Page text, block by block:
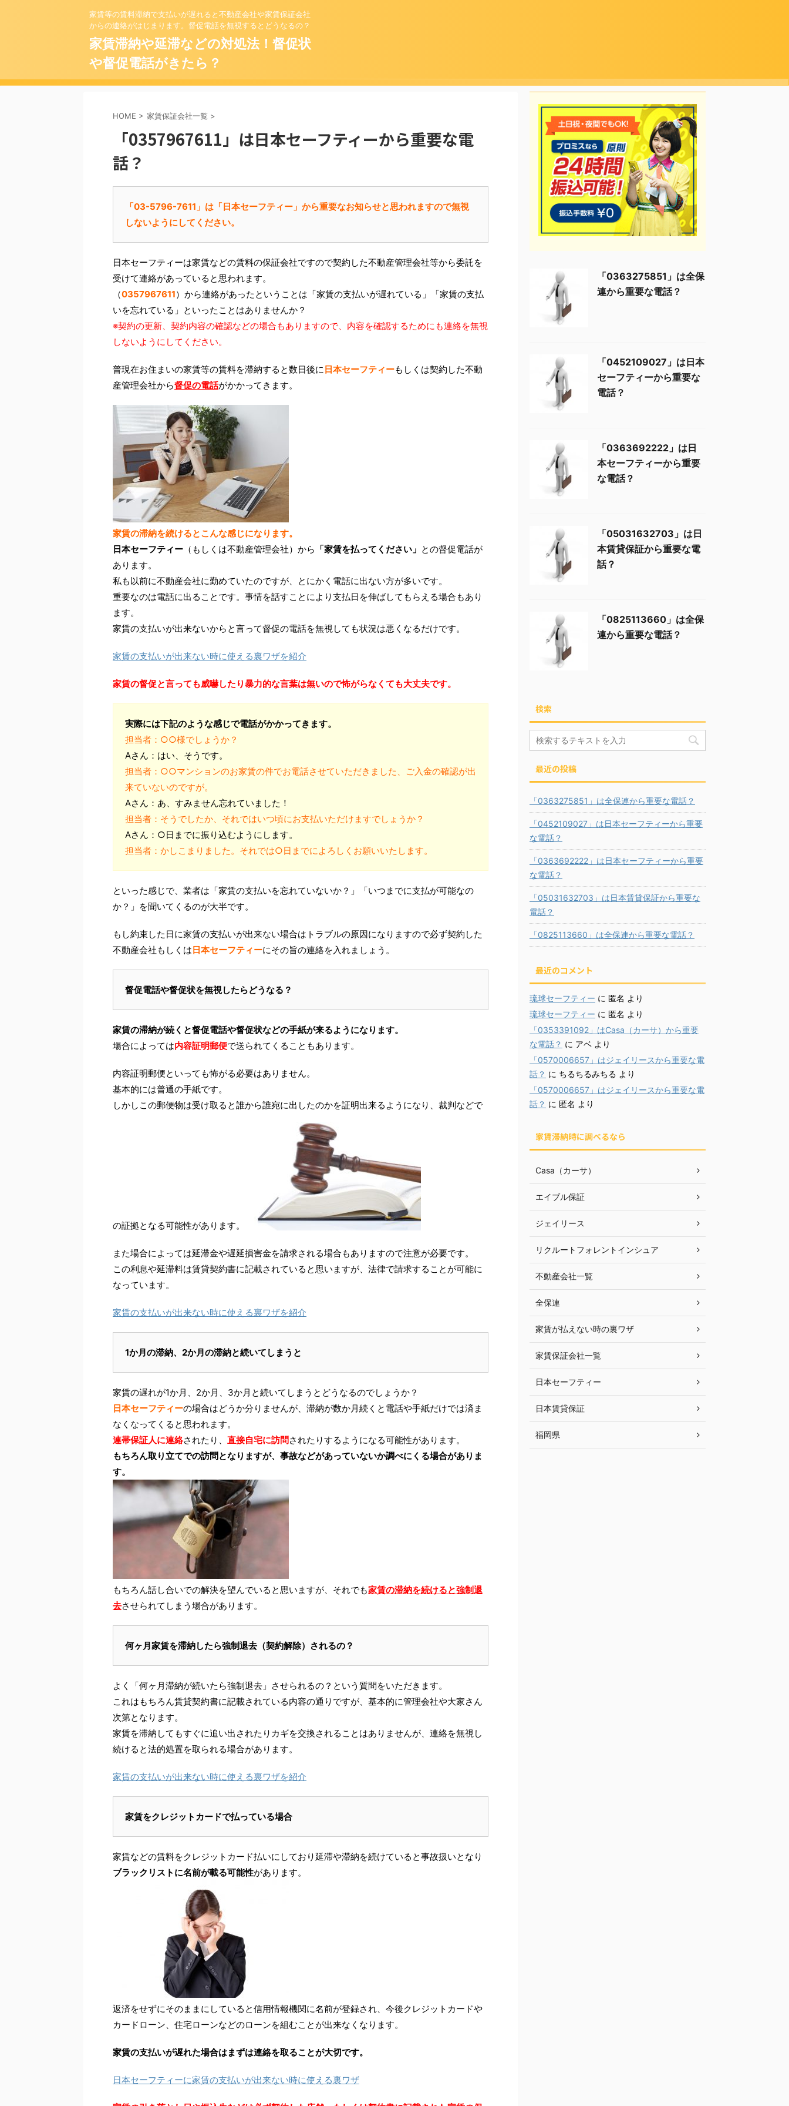
家賃等の賃料滞納で支払いが遅れると不動産会社や家賃保証会社
からの連絡がはじまります。督促電話を無視するとどうなるの？
家賃滞納や延滞などの対処法！督促状
や督促電話がきたら？
HOME > 家賃保証会社一覧 >
「0357967611」は日本セーフティーから重要な電
話？
「03-5796-7611」は「日本セーフティー」から重要なお知らせと思われますので無視
しないようにしてください。
日本セーフティーは家賃などの賃料の保証会社ですので契約した不動産管理会社等から委託を
受けて連絡があっていると思われます。
（0357967611）から連絡があったということは「家賃の支払いが遅れている」「家賃の支払
いを忘れている」といったことはありませんか？
※契約の更新、契約内容の確認などの場合もありますので、内容を確認するためにも連絡を無視
しないようにしてください。
普現在お住まいの家賃等の賃料を滞納すると数日後に日本セーフティーもしくは契約した不動
産管理会社から督促の電話がかかってきます。
家賃の滞納を続けるとこんな感じになります。
日本セーフティー （もしくは不動産管理会社）から 「家賃を払ってください」 との督促電話が
あります。
私も以前に不動産会社に勤めていたのですが、とにかく電話に出ない方が多いです。
重要なのは電話に出ることです。事情を話すことにより支払日を伸ばしてもらえる場合もあり
ます。
家賃の支払いが出来ないからと言って督促の電話を無視しても状況は悪くなるだけです。
家賃の支払いが出来ない時に使える裏ワザを紹介
家賃の督促と言っても威嚇したり暴力的な言葉は無いので怖がらなくても大丈夫です。
実際には下記のような感じで電話がかかってきます。
担当者：○○様でしょうか？
Aさん：はい、そうです。
担当者：○○マンションのお家賃の件でお電話させていただきました、ご入金の確認が出
来ていないのですが。
Aさん：あ、すみません忘れていました！
担当者：そうでしたか、それではいつ頃にお支払いただけますでしょうか？
Aさん：○日までに振り込むようにします。
担当者：かしこまりました。それでは○日までによろしくお願いいたします。
といった感じで、業者は「家賃の支払いを忘れていないか？」「いつまでに支払が可能なの
か？」を聞いてくるのが大半です。
もし約束した日に家賃の支払いが出来ない場合はトラブルの原因になりますので必ず契約した
不動産会社もしくは日本セーフティーにその旨の連絡を入れましょう。
督促電話や督促状を無視したらどうなる？
家賃の滞納が続くと督促電話や督促状などの手紙が来るようになります。
場合によっては内容証明郵便で送られてくることもあります。
内容証明郵便といっても怖がる必要はありません。
基本的には普通の手紙です。
しかしこの郵便物は受け取ると誰から誰宛に出したのかを証明出来るようになり、裁判などで
の証拠となる可能性があります。
また場合によっては延滞金や遅延損害金を請求される場合もありますので注意が必要です。
この利息や延滞料は賃貸契約書に記載されていると思いますが、法律で請求することが可能に
なっています。
家賃の支払いが出来ない時に使える裏ワザを紹介
1か月の滞納、2か月の滞納と続いてしまうと
家賃の遅れが1か月、2か月、3か月と続いてしまうとどうなるのでしょうか？
日本セーフティーの場合はどうか分りませんが、滞納が数か月続くと電話や手紙だけでは済ま
なくなってくると思われます。
連帯保証人に連絡されたり、 直接自宅に訪問されたりするようになる可能性があります。
もちろん取り立てでの訪問となりますが、事故などがあっていないか調べにくる場合がありま
す。
もちろん話し合いでの解決を望んでいると思いますが、それでも家賃の滞納を続けると強制退
去させられてしまう場合があります。
何ヶ月家賃を滞納したら強制退去（契約解除）されるの？
よく「何ヶ月滞納が続いたら強制退去」させられるの？という質問をいただきます。
これはもちろん賃貸契約書に記載されている内容の通りですが、基本的に管理会社や大家さん
次第となります。
家賃を滞納してもすぐに追い出されたりカギを交換されることはありませんが、連絡を無視し
続けると法的処置を取られる場合があります。
家賃の支払いが出来ない時に使える裏ワザを紹介
家賃をクレジットカードで払っている場合
家賃などの賃料をクレジットカード払いにしており延滞や滞納を続けていると事故扱いとなり
ブラックリストに名前が載る可能性があります。
返済をせずにそのままにしていると信用情報機関に名前が登録され、今後クレジットカードや
カードローン、住宅ローンなどのローンを組むことが出来なくなります。
家賃の支払いが遅れた場合はまずは連絡を取ることが大切です。
日本セーフティーに家賃の支払いが出来ない時に使える裏ワザ
「0363275851」は全保
連から重要な電話？
「0452109027」は日本
セーフティーから重要な
電話？
「0363692222」は日
本セーフティーから重要
な電話？
「05031632703」は日
本賃貸保証から重要な電
話？
「0825113660」は全保
連から重要な電話？
検索
最近の投稿
「0363275851」は全保連から重要な電話？
「0452109027」は日本セーフティーから重要
な電話？
「0363692222」は日本セーフティーから重要
な電話？
「05031632703」は日本賃貸保証から重要な
電話？
「0825113660」は全保連から重要な電話？
最近のコメント
琉球セーフティー に 匿名 より
琉球セーフティー に 匿名 より
「0353391092」はCasa（カーサ）から重要
な電話？ に アベ より
「0570006657」はジェイリースから重要な電
話？ に ちるちるみちる より
「0570006657」はジェイリースから重要な電
話？ に 匿名 より
家賃滞納時に調べるなら
Casa（カーサ）
エイブル保証
ジェイリース
リクルートフォレントインシュア
不動産会社一覧
全保連
家賃が払えない時の裏ワザ
家賃保証会社一覧
日本セーフティー
日本賃貸保証
福岡県